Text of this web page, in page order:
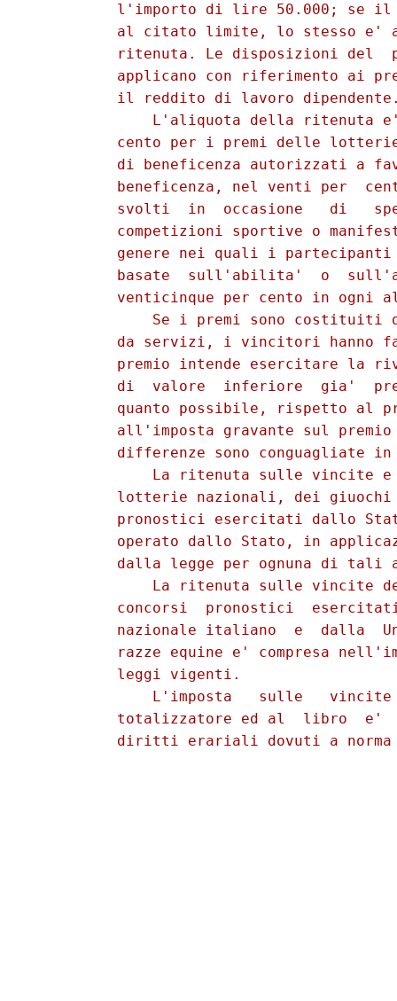
l'importo di lire 50.000; se
al citato limite, lo stesso e'
ritenuta. Le disposizioni del
applicano con riferimento ai
il reddito di lavoro
L'aliquota della ritenuta
cento per i premi delle
di beneficenza autorizzati a
beneficenza, nel venti per
svolti  in  occasione   di
competizioni sportive o
genere nei quali i
basate  sull'abilita'  o
venticinque per cento in ogni
Se i premi sono costituiti
da servizi, i vincitori hanno
premio intende esercitare la
di  valore  inferiore  gia'
quanto possibile, rispetto al
all'imposta gravante sul
differenze sono conguagliate
La ritenuta sulle vincite
lotterie nazionali, dei
pronostici esercitati dallo
operato dallo Stato, in
dalla legge per ognuna di tali
La ritenuta sulle vincite
concorsi  pronostici
nazionale italiano  e  dalla
razze equine e' compresa
          leggi vigenti.
L'imposta   sulle
totalizzatore ed al  libro  e'